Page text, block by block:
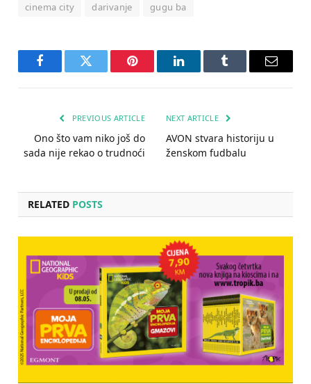
cinema city darivanje gugu ba
FacebookTwitter Pinterest LinkedInTumblr Email
PREVIOUS ARTICLE
Ono što vam niko još do
sada nije rekao o trudnoći
NEXT ARTICLE
AVON stvara historiju u
ženskom fudbalu
RELATED POSTS